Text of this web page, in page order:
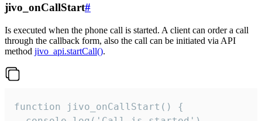
jivo_onCallStart#
Is executed when the phone call is started. A client can order a call
through the callback form, also the call can be initiated via API
method jivo_api.startCall().
function jivo_onCallStart() {